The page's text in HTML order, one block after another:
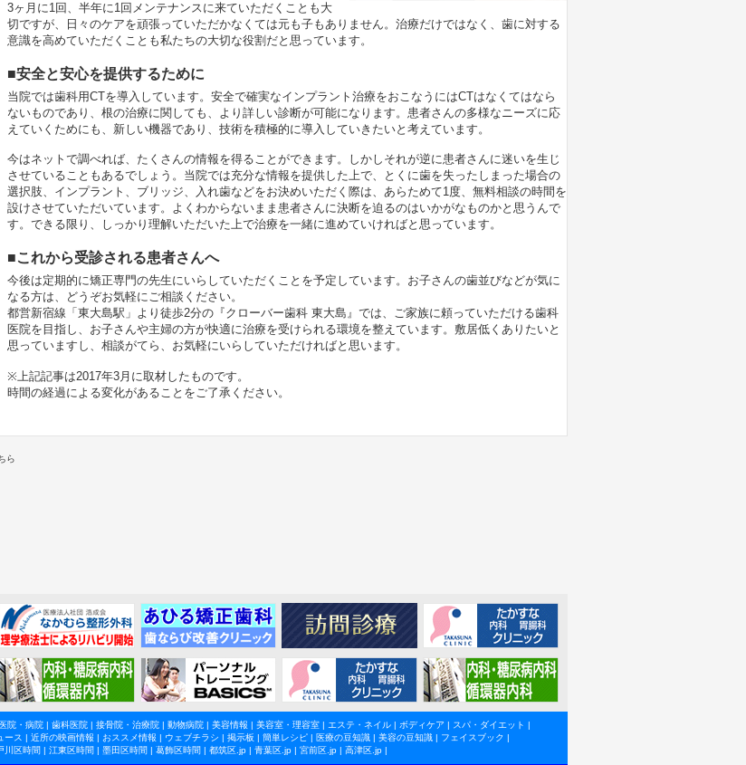
3ヶ月に1回、半年に1回メンテナンスに来ていただくことも大
切ですが、日々のケアを頑張っていただかなくては元も子もありません。治療だけではなく、歯に対する
意識を高めていただくことも私たちの大切な役割だと思っています。
■安全と安心を提供するために
当院では歯科用CTを導入しています。安全で確実なインプラント治療をおこなうにはCTはなくてはなら
ないものであり、根の治療に関しても、より詳しい診断が可能になります。患者さんの多様なニーズに応
えていくためにも、新しい機器であり、技術を積極的に導入していきたいと考えています。
今はネットで調べれば、たくさんの情報を得ることができます。しかしそれが逆に患者さんに迷いを生じ
させていることもあるでしょう。当院では充分な情報を提供した上で、とくに歯を失ったしまった場合の
選択肢、インプラント、ブリッジ、入れ歯などをお決めいただく際は、あらためて1度、無料相談の時間を
設けさせていただいています。よくわからないまま患者さんに決断を迫るのはいかがなものかと思うんで
す。できる限り、しっかり理解いただいた上で治療を一緒に進めていければと思っています。
■これから受診される患者さんへ
今後は定期的に矯正専門の先生にいらしていただくことを予定しています。お子さんの歯並びなどが気に
なる方は、どうぞお気軽にご相談ください。
都営新宿線「東大島駅」より徒歩2分の『クローバー歯科 東大島』では、ご家族に頼っていただける歯科
医院を目指し、お子さんや主婦の方が快適に治療を受けられる環境を整えています。敷居低くありたいと
思っていますし、相談がてら、お気軽にいらしていただければと思います。
※上記記事は2017年3月に取材したものです。
時間の経過による変化があることをご了承ください。
ら
医院・病院| 歯科医院| 接骨院・治療院| 動物病院| 美容情報 | 美容室・理容室| エステ・ネイル| ボディケア | スパ・ダイエット |
ース | 近所の映画情報 | おススメ情報 | ウェブチラシ | 掲示板 | 簡単レシピ| 医療の豆知識| 美容の豆知識| フェイスブック |
川区時間 | 江東区時間 | 墨田区時間 | 葛飾区時間 | 都筑区.jp | 青葉区.jp | 宮前区.jp | 高津区.jp |